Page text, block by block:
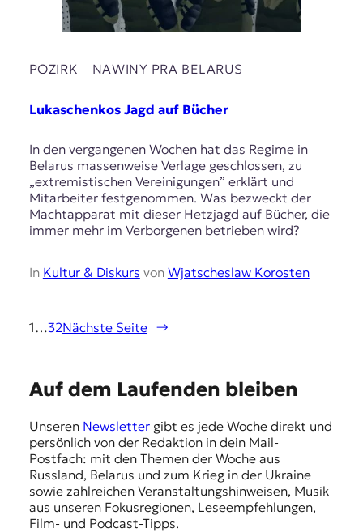
POZIRK – NAWІNY PRA BELARUS
Lukaschenkos Jagd auf Bücher
In den vergangenen Wochen hat das Regime in
Belarus massenweise Verlage geschlossen, zu
„extremistischen Vereinigungen” erklärt und
Mitarbeiter festgenommen. Was bezweckt der
Machtapparat mit dieser Hetzjagd auf Bücher, die
immer mehr im Verborgenen betrieben wird?
In Kultur & Diskurs von Wjatscheslaw Korosten
1 …32Nächste Seite →
Auf dem Laufenden bleiben
Unseren Newslettergibt es jede Woche direkt und
persönlich von der Redaktion in dein Mail-
Postfach: mit den Themen der Woche aus
Russland, Belarus und zum Krieg in der Ukraine
sowie zahlreichen Veranstaltungshinweisen, Musik
aus unseren Fokusregionen, Leseempfehlungen,
Film- und Podcast-Tipps.